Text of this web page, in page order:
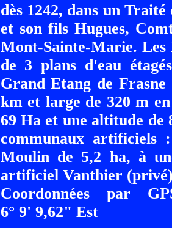
dès 1242, dans un
et son fils Hugues,
Mont-Sainte-Marie. Les
de 3 plans d'eau
Grand Etang de
km et large de 320 m
69 Ha et une altitude de
communaux
Moulin de 5,2 ha, à
artificiel Vanthier
Coordonnées par
6° 9' 9,62" Est